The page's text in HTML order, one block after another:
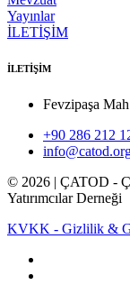
Yayınlar
İLETİŞİM
İLETİŞİM
Fevzipaşa
+90 286 212
© 2026 | ÇATOD -
Yatırımcılar Derneği
KVKK - Gizlilik &